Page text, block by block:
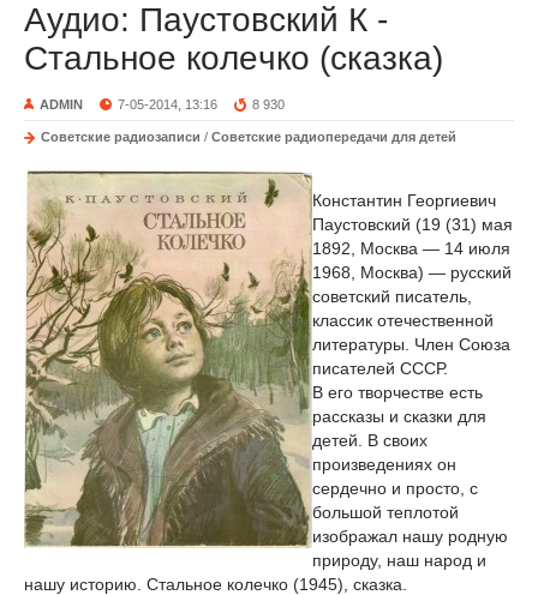
Аудио: Паустовский К -
Cтaльнoe кoлeчкo (сказка)
ADMIN 7-05-2014, 13:16 8 930
Советские радиозаписи / Советские радиопередачи для детей
Константин Георгиевич
Паустовский (19 (31) мая
1892, Москва — 14 июля
1968, Москва) — русский
советский писатель,
классик отечественной
литературы. Член Союза
писателей СССР.
В его творчестве есть
рассказы и сказки для
детей. В своих
произведениях он
сердечно и просто, с
большой теплотой
изображал нашу родную
природу, наш народ и
нашу историю. Стальное колечко (1945), сказка.